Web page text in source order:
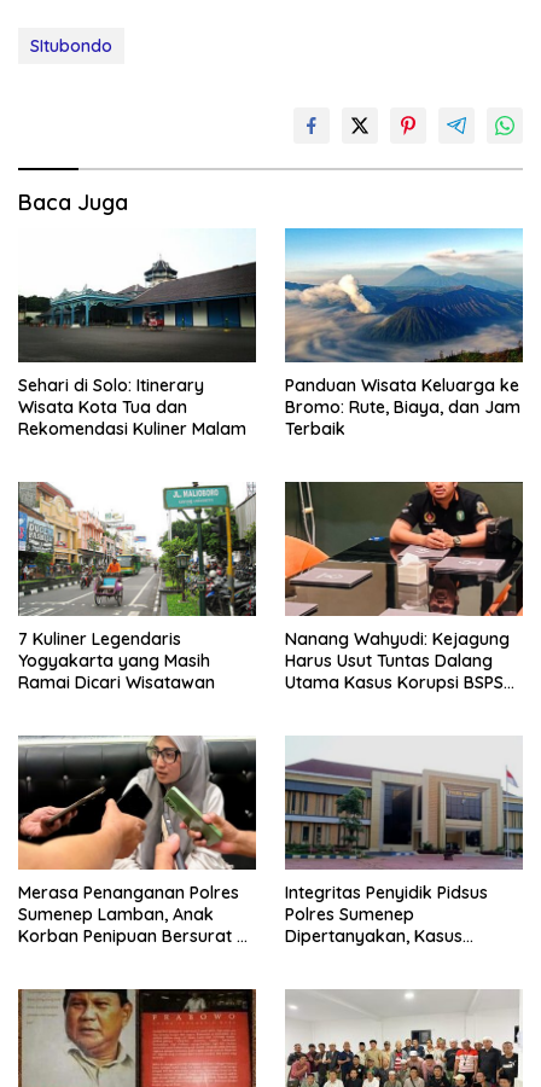
SItubondo
Baca Juga
Sehari di Solo: Itinerary
Wisata Kota Tua dan
Rekomendasi Kuliner Malam
Panduan Wisata Keluarga ke
Bromo: Rute, Biaya, dan Jam
Terbaik
7 Kuliner Legendaris
Yogyakarta yang Masih
Ramai Dicari Wisatawan
Nanang Wahyudi: Kejagung
Harus Usut Tuntas Dalang
Utama Kasus Korupsi BSPS
Merasa Penanganan Polres
Sumenep Lamban, Anak
Korban Penipuan Bersurat ke
Integritas Penyidik Pidsus
Polres Sumenep
Dipertanyakan, Kasus
Kepastian